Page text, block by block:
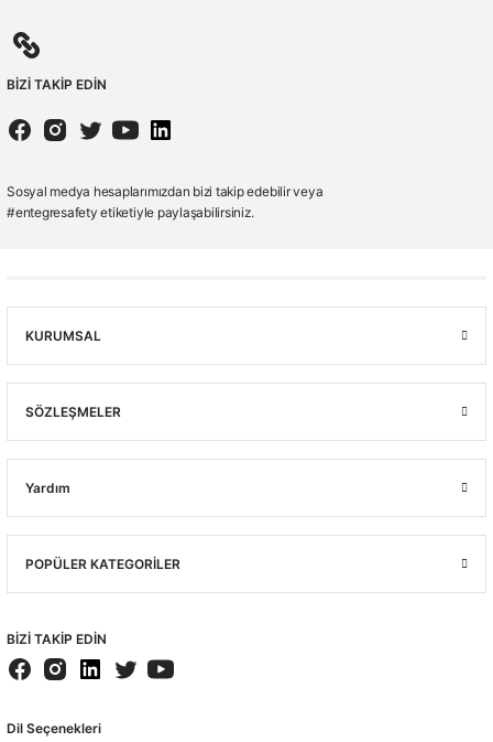
BİZİ TAKİP EDİN
Sosyal medya hesaplarımızdan bizi takip edebilir veya
#entegresafety etiketiyle paylaşabilirsiniz.
KURUMSAL
SÖZLEŞMELER
Yardım
POPÜLER KATEGORİLER
BİZİ TAKİP EDİN
Dil Seçenekleri